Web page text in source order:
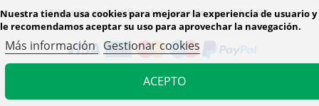
Nuestra tienda usa cookies para mejorar la experiencia de usuario y
le recomendamos aceptar su uso para aprovechar la navegación.
Más información Gestionar cookies
ACEPTO
Este sitio web utiliza el sistema de seguridad SSL
© 2026 Diver Tiendas. Todos los derechos reservados.